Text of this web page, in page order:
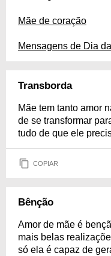
Mãe de coração
Mensagens de Dia
Transborda
Mãe tem tanto amor
de se transformar
tudo de que ele
COPIAR
Bênção
Amor de mãe é
mais belas
só ela é capaz de